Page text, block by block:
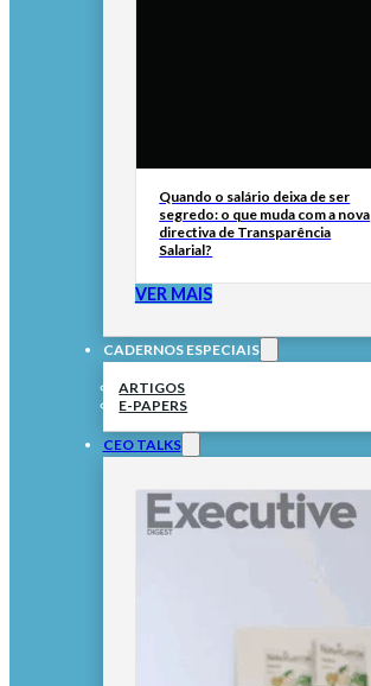
Quando o salário deixa de ser
segredo: o que muda com a nova
directiva de Transparência
Salarial?
VER MAIS
CADERNOS ESPECIAIS
ARTIGOS
E-PAPERS
CEO TALKS